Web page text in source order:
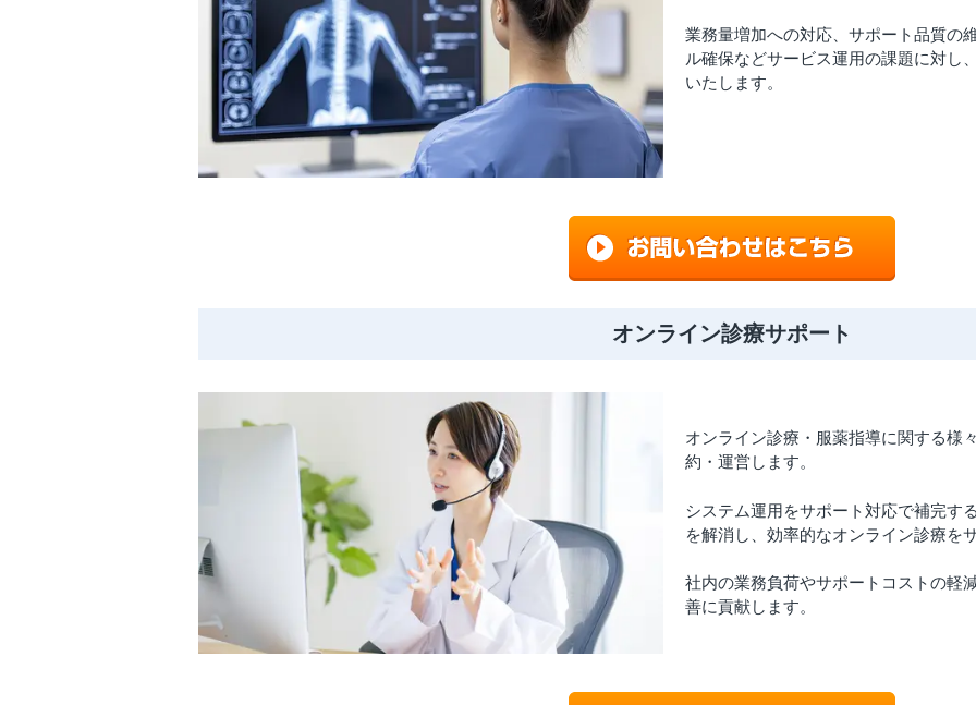
業務量増加への対応、サポート品質の
ル確保などサービス運用の課題に対し
いたします。
オンライン診療サポート
オンライン診療・服薬指導に関する様
約・運営します。
システム運用をサポート対応で補完す
を解消し、効率的なオンライン診療を
社内の業務負荷やサポートコストの軽
善に貢献します。